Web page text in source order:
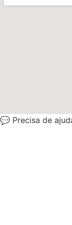
💬 Precisa de